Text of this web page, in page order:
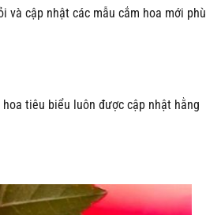
và cập nhật các mẫu cắm hoa mới phù
tiêu biểu luôn được cập nhật hằng